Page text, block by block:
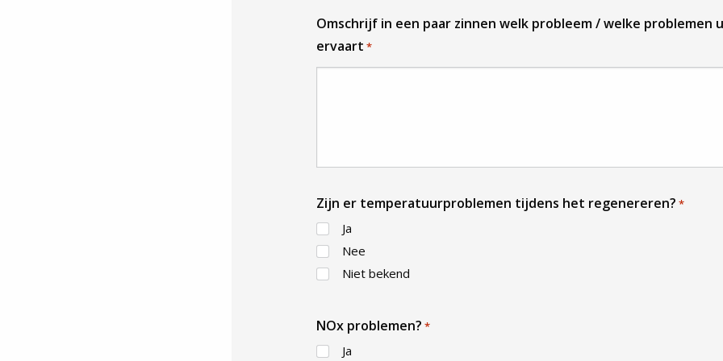
Omschrijf in een paar zinnen welk probleem / welke problemen u
ervaart *
Zijn er temperatuurproblemen tijdens het regenereren? *
Ja
Nee
Niet bekend
NOx problemen? *
Ja